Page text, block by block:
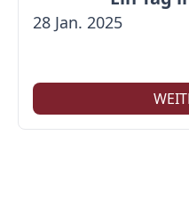
28 Jan. 2025